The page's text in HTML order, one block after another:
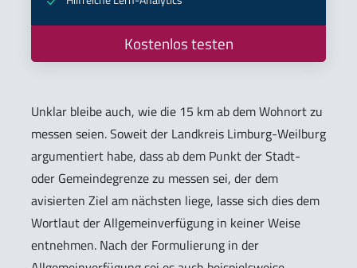
Kostenlos testen
Unklar bleibe auch, wie die 15 km ab dem Wohnort zu
messen seien. Soweit der Landkreis Limburg-Weilburg
argumentiert habe, dass ab dem Punkt der Stadt-
oder Gemeindegrenze zu messen sei, der dem
avisierten Ziel am nächsten liege, lasse sich dies dem
Wortlaut der Allgemeinverfügung in keiner Weise
entnehmen. Nach der Formulierung in der